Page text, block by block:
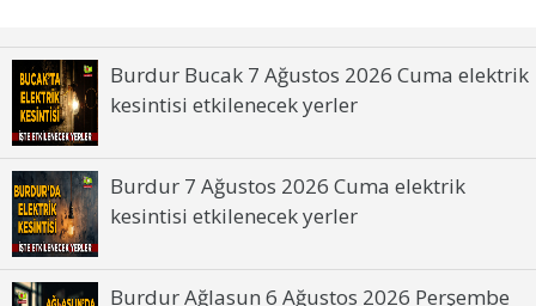
Burdur Bucak 7 Ağustos 2026 Cuma elektrik
kesintisi etkilenecek yerler
Burdur 7 Ağustos 2026 Cuma elektrik
kesintisi etkilenecek yerler
Burdur Ağlasun 6 Ağustos 2026 Perşembe